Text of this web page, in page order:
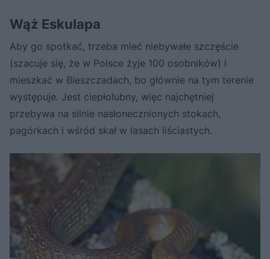
Wąż Eskulapa
Aby go spotkać, trzeba mieć niebywałe szczęście
(szacuje się, że w Polsce żyje 100 osobników) i
mieszkać w Bieszczadach, bo głównie na tym terenie
występuje. Jest ciepłolubny, więc najchętniej
przebywa na silnie nasłonecznionych stokach,
pagórkach i wśród skał w lasach liściastych.